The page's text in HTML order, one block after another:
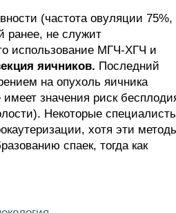
(частота овуляции 75%,
ранее, не служит
использование МГЧ-ХГЧ и
яичников. Последний
на опухоль яичника
значения риск
Некоторые
хотя эти
спаек, тогда как